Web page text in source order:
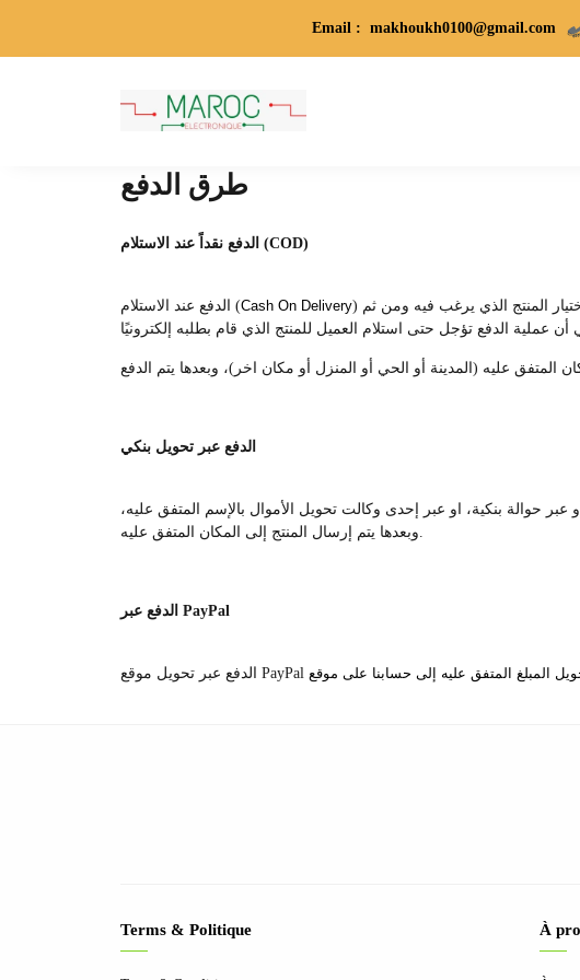
Email : makhoukh0100@gmail.com
طرق الدفع
الدفع نقداً عند الاستلام (COD)
الدفع عند الاستلام (Cash On Delivery) هي إحدى طرق الدفع المتاحة على متجرنا، والدفع عند الاستلام يعني أن المتسوق يمكنه التسوق عبر متجرنا إلكتروني واختيار المنتج الذي يرغب فيه ومن ثم
الدفع عبر تحويل بنكي
حوالة بنكية، او عبر إحدى وكالت تحويل الأموال بالإسم المتفق عليه،
الدفع عبر PayPal
Terms & Politique À